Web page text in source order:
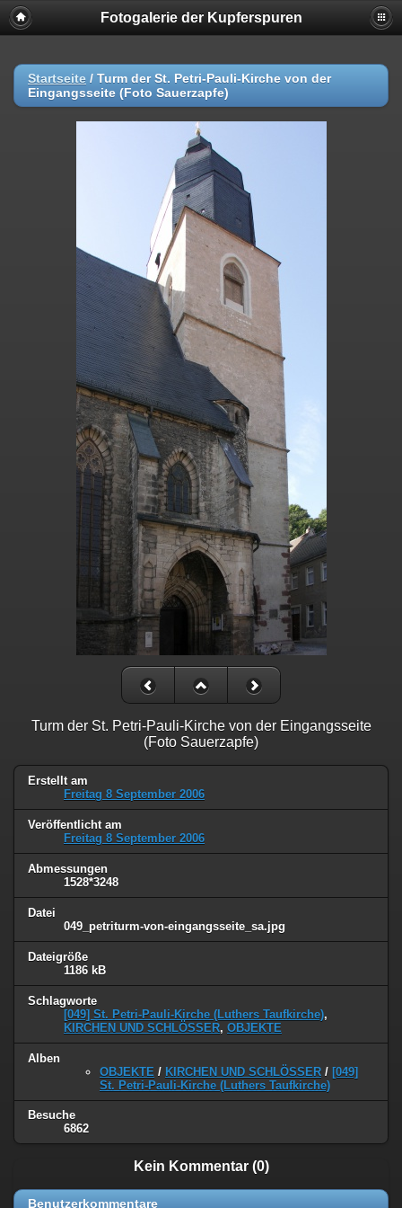
Fotogalerie der Kupferspuren
Startseite / Turm der St. Petri-Pauli-Kirche von der
Eingangsseite (Foto Sauerzapfe)
Turm der St. Petri-Pauli-Kirche von der Eingangsseite
(Foto Sauerzapfe)
Erstellt am
Freitag 8 September 2006
Veröffentlicht am
Freitag 8 September 2006
Abmessungen
1528*3248
Datei
049_petriturm-von-eingangsseite_sa.jpg
Dateigröße
1186 kB
Schlagworte
[049] St. Petri-Pauli-Kirche (Luthers Taufkirche),
KIRCHEN UND SCHLÖSSER, OBJEKTE
Alben
OBJEKTE / KIRCHEN UND SCHLÖSSER / [049]
St. Petri-Pauli-Kirche (Luthers Taufkirche)
Besuche
6862
Kein Kommentar (0)
Benutzerkommentare